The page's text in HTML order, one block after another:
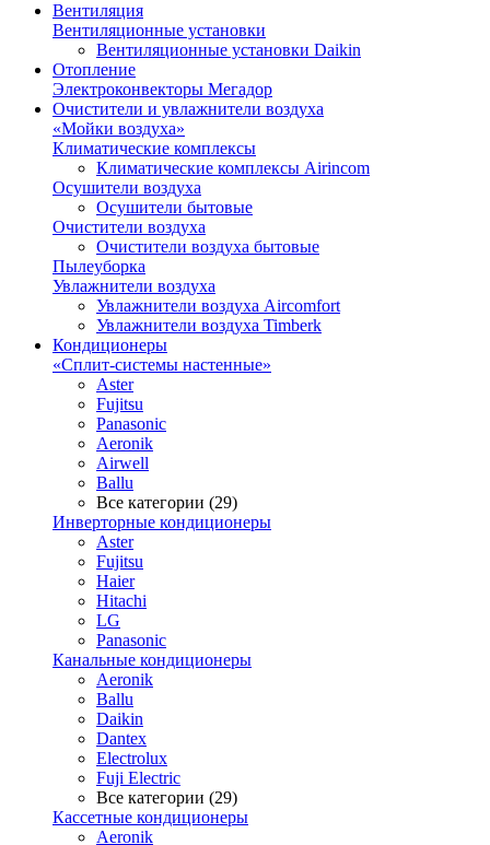
Вентиляция
Вентиляционные установки
Вентиляционные установки Daikin
Отопление
Электроконвекторы Мегадор
Очистители и увлажнители воздуха
«Мойки воздуха»
Климатические комплексы
Климатические комплексы Airincom
Осушители воздуха
Осушители бытовые
Очистители воздуха
Очистители воздуха бытовые
Пылеуборка
Увлажнители воздуха
Увлажнители воздуха Aircomfort
Увлажнители воздуха Timberk
Кондиционеры
«Сплит-системы настенные»
Aster
Fujitsu
Panasonic
Aeronik
Airwell
Ballu
Все категории (29)
Инверторные кондиционеры
Aster
Fujitsu
Haier
Hitachi
LG
Panasonic
Канальные кондиционеры
Aeronik
Ballu
Daikin
Dantex
Electrolux
Fuji Electric
Все категории (29)
Кассетные кондиционеры
Aeronik